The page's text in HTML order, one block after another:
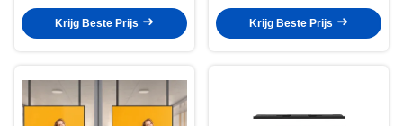
Krijg Beste Prijs
Krijg Beste Prijs